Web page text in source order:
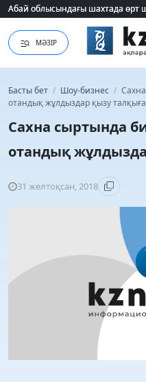
Абай облысындағы шахтада
Абай облысындағы шахтада
МӘЗІР
Басты бет / Шоу-бизнес /
отандық жұлдыздар қызу талқыға
Сахна сыртында
отандық
31 желтоқсан, 2018